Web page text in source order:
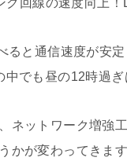
ると通信速度が安
でも昼の12時過
ネットワーク増強
かが変わってきま